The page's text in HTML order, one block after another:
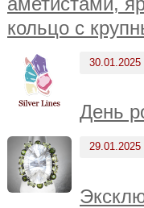
кольцо с
30.01.2025
День
29.01.2025